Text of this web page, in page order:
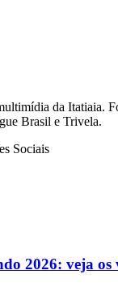
da Itatiaia.
Brasil e Trivela.
Sociais
2026: veja os